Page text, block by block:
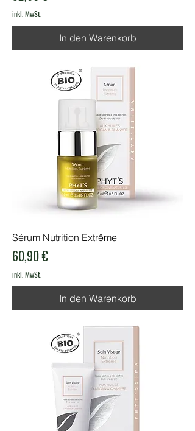
inkl. MwSt.
In den Warenkorb
Sérum Nutrition Extrême
Preis
60,90 €
inkl. MwSt.
In den Warenkorb